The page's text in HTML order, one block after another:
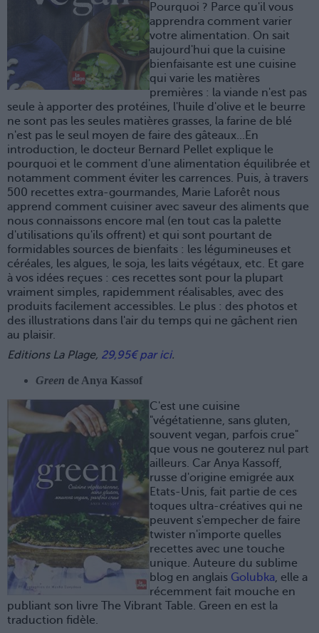
Pourquoi ? Parce qu'il vous
apprendra comment varier
votre alimentation. On sait
aujourd'hui que la cuisine
bienfaisante est une cuisine
qui varie les matières
premières : la viande n'est pas
seule à apporter des protéines, l'huile d'olive et le beurre
ne sont pas les seules matières grasses, la farine de blé
n'est pas le seul moyen de faire des gâteaux...En
introduction, le docteur Bernard Pellet explique le
pourquoi et le comment d'une alimentation équilibrée et
notamment comment éviter les carrences. Puis, à travers
500 recettes extra-gourmandes, Marie Laforêt nous
apprend comment cuisiner avec saveur des aliments que
nous connaissons encore mal (en tout cas la palette
d'utilisations qu'ils offrent) et qui sont pourtant de
formidables sources de bienfaits : les légumineuses et
céréales, les algues, le soja, les laits végétaux, etc. Et gare
à vos idées reçues : ces recettes sont pour la plupart
vraiment simples, rapidemment réalisables, avec des
produits facilement accessibles. Le plus : des photos et
des illustrations dans l'air du temps qui ne gâchent rien
au plaisir.
Editions La Plage, 29,95€ par ici.
Green de Anya Kassof
C'est une cuisine
"végétatienne, sans gluten,
souvent vegan, parfois crue"
que vous ne gouterez nul part
ailleurs. Car Anya Kassoff,
russe d'origine emigrée aux
Etats-Unis, fait partie de ces
toques ultra-créatives qui ne
peuvent s'empecher de faire
twister n'importe quelles
recettes avec une touche
unique. Auteure du sublime
blog en anglais Golubka, elle a
récemment fait mouche en
publiant son livre The Vibrant Table. Green en est la
traduction fidèle.